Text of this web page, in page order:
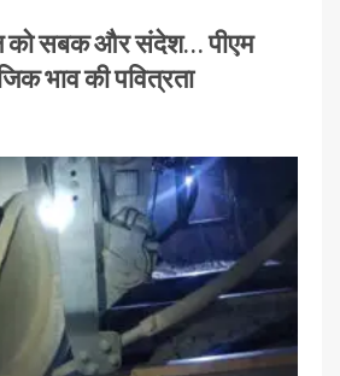
को सबक और संदेश… पीएम
भाव की पवित्रता